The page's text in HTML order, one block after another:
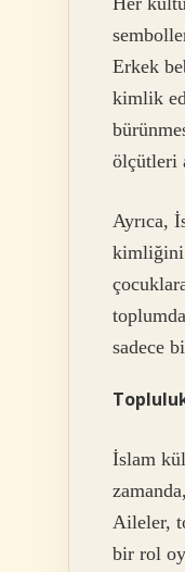
Erkek
kimlik
ölçütleri
Ayrıca,
kimliğini
sadece
İslam
Aileler,
bir rol